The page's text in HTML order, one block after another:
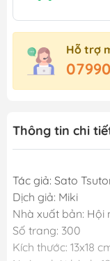
Hỗ trợ
Thông tin chi
Tác giả: Sato
Dịch giả: Miki
Nhà xuất bản: Hội
Số trang: 300
Kích thước: 13x18